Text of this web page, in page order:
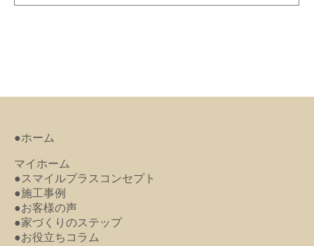
●ホーム
マイホーム
●スマイルプラスコンセプト
●施工事例
●お客様の声
●家づくりのステップ
●お役立ちコラム